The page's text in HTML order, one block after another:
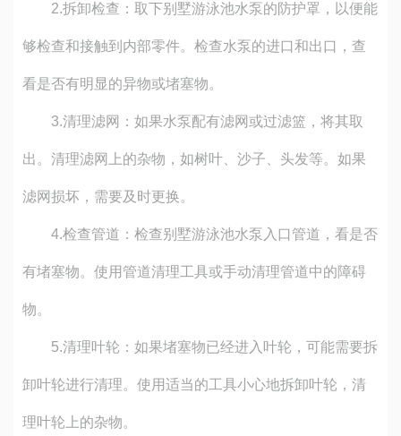
2.拆卸检查：取下别墅游泳池水泵的防护罩，以便能
够检查和接触到内部零件。检查水泵的进口和出口，查
看是否有明显的异物或堵塞物。
3.清理滤网：如果水泵配有滤网或过滤篮，将其取
出。清理滤网上的杂物，如树叶、沙子、头发等。如果
滤网损坏，需要及时更换。
4.检查管道：检查别墅游泳池水泵入口管道，看是否
有堵塞物。使用管道清理工具或手动清理管道中的障碍
物。
5.清理叶轮：如果堵塞物已经进入叶轮，可能需要拆
卸叶轮进行清理。使用适当的工具小心地拆卸叶轮，清
理叶轮上的杂物。